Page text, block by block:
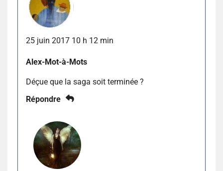
25 juin 2017 10 h 12 min
Alex-Mot-à-Mots
Déçue que la saga soit terminée ?
Répondre